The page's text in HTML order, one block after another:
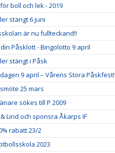
boll och lek - 2019
stängt 6 juni
är nu fullteckand!!
Påsklott - Bingolotto 9 april
stängt i Påsk
9 april – Vårens Stora Påskfest!
25 mars
sökes till P 2009
Lind och sponsra Åkarps IF
rabatt 23/2
2023